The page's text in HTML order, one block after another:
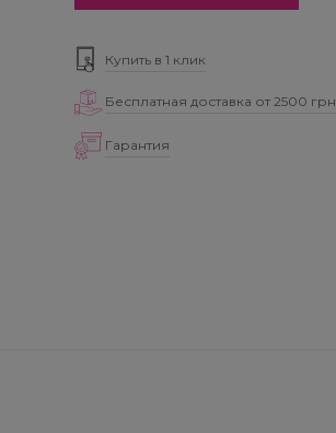
Купить в 1 клик
Бесплатная доставка от 2500 грн
Гарантия